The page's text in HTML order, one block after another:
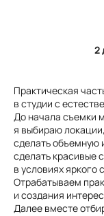
2
Практическая
в студии с
До начала съемки
я выбираю
сделать объемную
сделать красивые
в условиях яркого
Отрабатываем
и создания
Далее вместе